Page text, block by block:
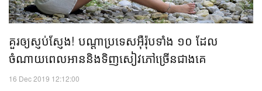
គួរឲ្យស្ញប់ស្ញែង! បណ្តាប្រទេសអ៊ឺរ៉ុបទាំង ១០ ដែល
ចំណាយពេលអាននិងទិញសៀវភៅច្រើនជាងគេ
16 Dec 2019 12:12:00